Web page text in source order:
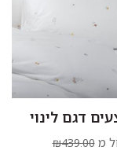
דגם לינוי
מ ₪439.00